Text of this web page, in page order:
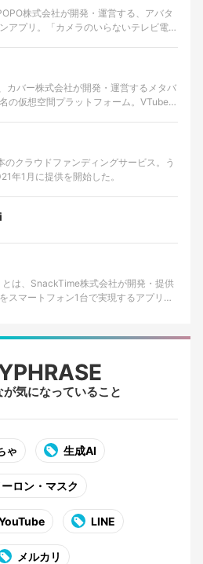
株式会社が開発・運営する、アバタ
アプリ。「カメラのいらないテレビ電
カバー株式会社が開発・運営するメタバ
の仮想空間プラットフォーム。VTuber
クラウドファンディングサービス。う
年1月に提供を開始した。
は、SnackTime株式会社が開発・提供
スマートフォン1台で実現するアプリケ
気になっていること
ゃ 生成AI
ロン・マスク
LINE
メルカリ